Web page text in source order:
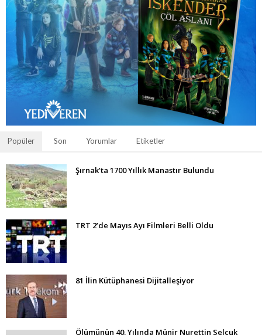
Popüler Son Yorumlar Etiketler
Şırnak’ta 1700 Yıllık Manastır Bulundu
TRT 2’de Mayıs Ayı Filmleri Belli Oldu
81 İlin Kütüphanesi Dijitalleşiyor
Ölümünün 40. Yılında Münir Nurettin Selçuk